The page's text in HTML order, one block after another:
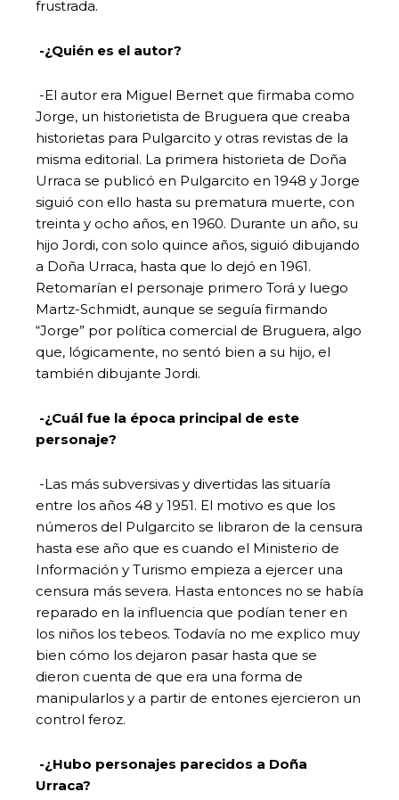
frustrada.
-¿Quién es el autor?
-El autor era Miguel Bernet que firmaba como
Jorge, un historietista de Bruguera que creaba
historietas para Pulgarcito y otras revistas de la
misma editorial. La primera historieta de Doña
Urraca se publicó en Pulgarcito en 1948 y Jorge
siguió con ello hasta su prematura muerte, con
treinta y ocho años, en 1960. Durante un año, su
hijo Jordi, con solo quince años, siguió dibujando
a Doña Urraca, hasta que lo dejó en 1961.
Retomarían el personaje primero Torá y luego
Martz-Schmidt, aunque se seguía firmando
“Jorge” por política comercial de Bruguera, algo
que, lógicamente, no sentó bien a su hijo, el
también dibujante Jordi.
-¿Cuál fue la época principal de este
personaje?
-Las más subversivas y divertidas las situaría
entre los años 48 y 1951. El motivo es que los
números del Pulgarcito se libraron de la censura
hasta ese año que es cuando el Ministerio de
Información y Turismo empieza a ejercer una
censura más severa. Hasta entonces no se había
reparado en la influencia que podían tener en
los niños los tebeos. Todavía no me explico muy
bien cómo los dejaron pasar hasta que se
dieron cuenta de que era una forma de
manipularlos y a partir de entones ejercieron un
control feroz.
-¿Hubo personajes parecidos a Doña
Urraca?